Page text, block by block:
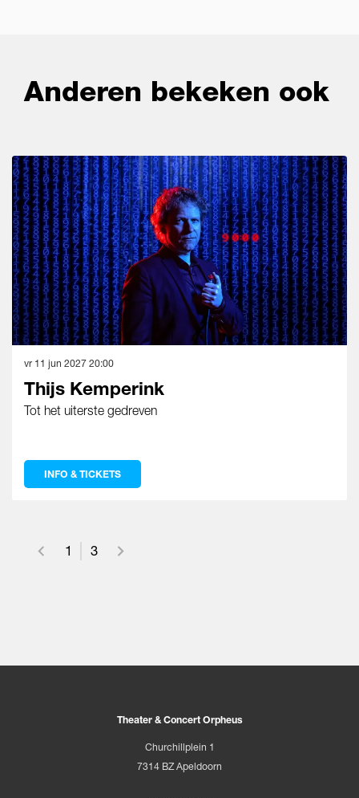
Anderen bekeken ook
Thijs Kemperink
Tot het uiterste gedreven
vr 11 jun 2027 20:00
INFO & TICKETS
1 3
Theater & Concert Orpheus
Churchillplein 1
7314 BZ Apeldoorn